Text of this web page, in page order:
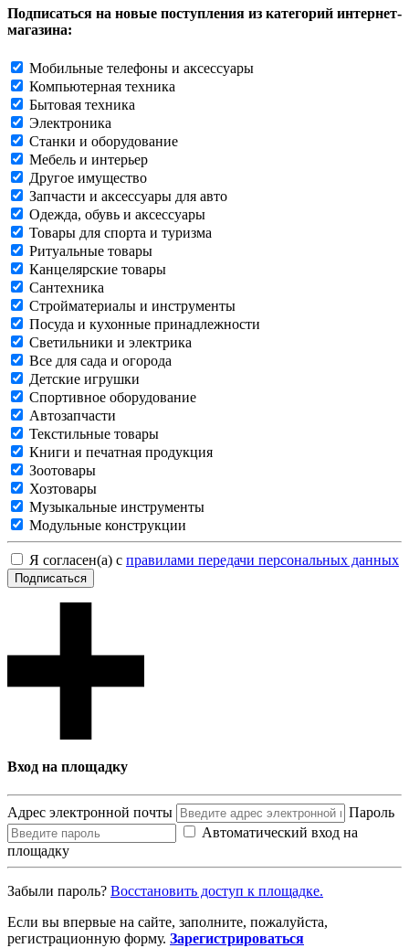
Подписаться на новые поступления из категорий интернет-
магазина:
Мобильные телефоны и аксессуары
Компьютерная техника
Бытовая техника
Электроника
Станки и оборудование
Мебель и интерьер
Другое имущество
Запчасти и аксессуары для авто
Одежда, обувь и аксессуары
Товары для спорта и туризма
Ритуальные товары
Канцелярские товары
Сантехника
Стройматериалы и инструменты
Посуда и кухонные принадлежности
Светильники и электрика
Все для сада и огорода
Детские игрушки
Спортивное оборудование
Автозапчасти
Текстильные товары
Книги и печатная продукция
Зоотовары
Хозтовары
Музыкальные инструменты
Модульные конструкции
Я согласен(а) с правилами передачи персональных данных
Подписаться
Вход на площадку
Адрес электронной почты
Пароль
Автоматический вход на
площадку
Забыли пароль? Восcтановить доступ к площадке.
Если вы впервые на сайте, заполните, пожалуйста,
регистрационную форму. Зарегистрироваться